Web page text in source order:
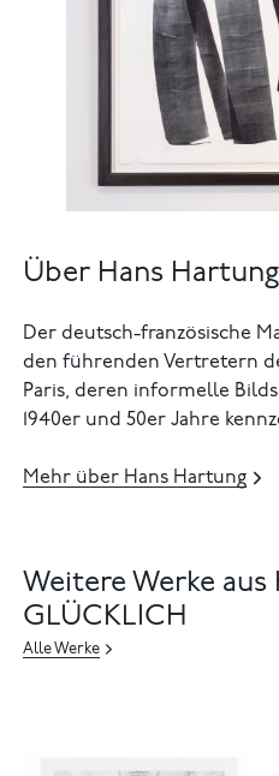
Über Hans Hartung
Der deutsch-französische
den führenden Vertretern
Paris, deren informelle
1940er und 50er Jahre
Mehr über Hans Hartung
Weitere Werke aus
GLÜCKLICH
Alle Werke